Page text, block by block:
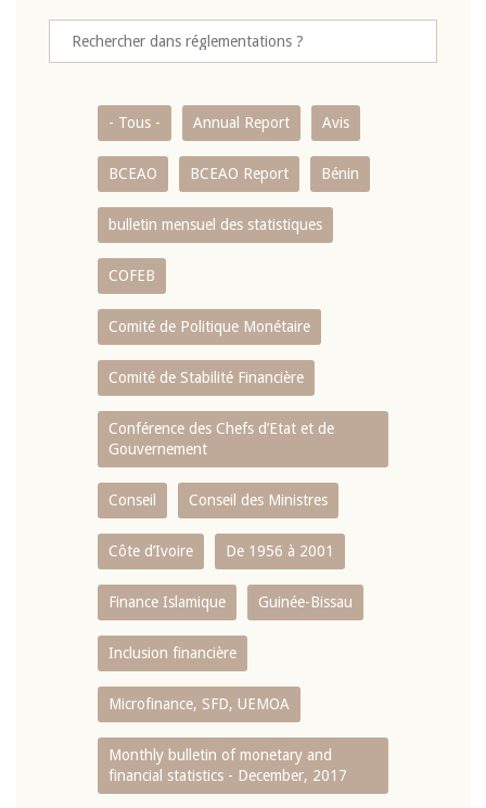
- Tous - Annual Report Avis
BCEAO BCEAO Report Bénin
bulletin mensuel des statistiques
COFEB
Comité de Politique Monétaire
Comité de Stabilité Financière
Conférence des Chefs d’Etat et de
Gouvernement
Conseil Conseil des Ministres
Côte d’Ivoire De 1956 à 2001
Finance Islamique Guinée-Bissau
Inclusion financière
Microfinance, SFD, UEMOA
Monthly bulletin of monetary and
financial statistics - December, 2017